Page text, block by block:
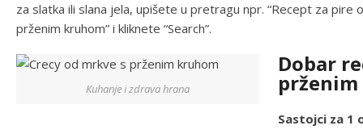
za slatka ili slana jela, upišete u pretragu npr. “Recept za pire
prženim kruhom” i kliknete “Search”.
Kuhanje i zdrava hrana
Dobar
Sastojci za 1